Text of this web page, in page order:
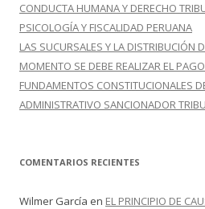
CONDUCTA HUMANA Y DERECHO
PSICOLOGÍA Y FISCALIDAD PERUANA
LAS SUCURSALES Y LA DISTRIBUCIÓN
MOMENTO SE DEBE REALIZAR EL
FUNDAMENTOS CONSTITUCIONALES
ADMINISTRATIVO SANCIONADOR
COMENTARIOS RECIENTES
Wilmer García en EL PRINCIPIO DE